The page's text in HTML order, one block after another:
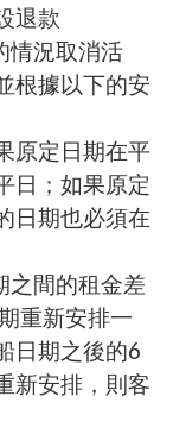
退款
情況取消活
根據以下的安
原定日期在平
日；如果原定
日期也必須在
之間的租金差
重新安排一
日期之後的6
新安排，則客